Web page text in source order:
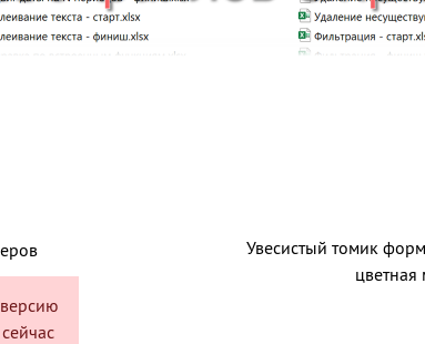
Увесистый томик
цветная